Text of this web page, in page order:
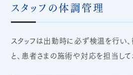
スタッフの体調管理
スタッフは出勤時に必ず検温を行い
と、患者さまの施術や対応を担当して